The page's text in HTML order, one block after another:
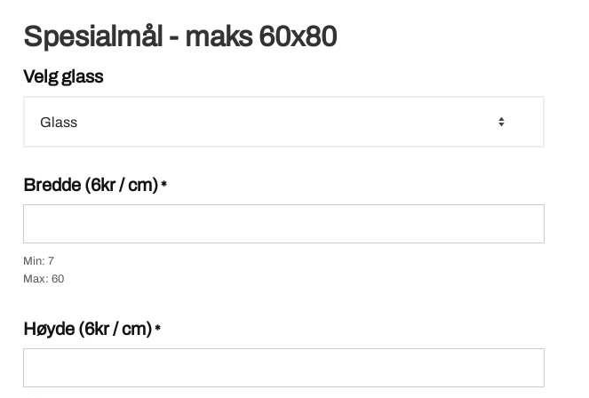
Spesialmål - maks 60x80
Velg glass
Bredde (6kr / cm)*
Min: 7
Max: 60
Høyde (6kr / cm)*